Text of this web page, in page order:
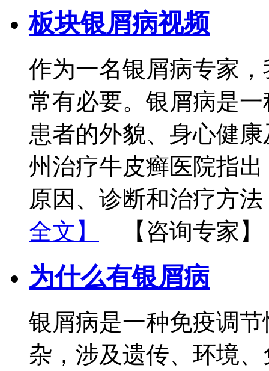
板块银屑病视频
作为一名银屑病专家
常有必要。银屑病是
患者的外貌、身心健
州治疗牛皮癣医院指
原因、诊断和治疗方
全文】
【咨询专家】
为什么有银屑病
银屑病是一种免疫调
杂，涉及遗传、环境